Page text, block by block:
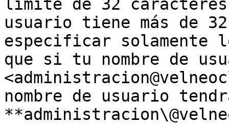
límite de 32
usuario tiene más de
especificar solamente
que si tu nombre de
nombre de usuario